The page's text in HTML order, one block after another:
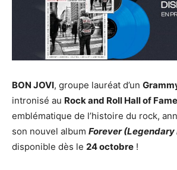
BON JOVI, groupe lauréat d’un
intronisé au Rock and Roll Hall of Fame
emblématique de l’histoire du rock,
son nouvel album Forever (Legendary
disponible dès le 24 octobre !